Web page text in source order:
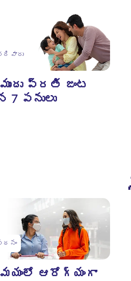
ప్రతి జంట
పనులు
ఆరోగ్యంగా